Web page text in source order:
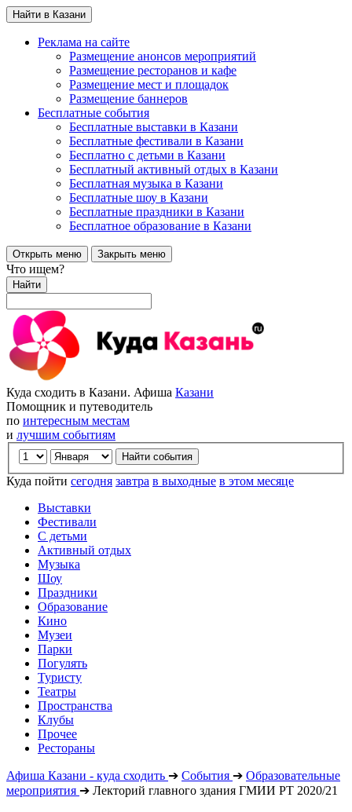
Найти в Казани
Реклама на сайте
Размещение анонсов мероприятий
Размещение ресторанов и кафе
Размещение мест и площадок
Размещение баннеров
Бесплатные события
Бесплатные выставки в Казани
Бесплатные фестивали в Казани
Бесплатно с детьми в Казани
Бесплатный активный отдых в Казани
Бесплатная музыка в Казани
Бесплатные шоу в Казани
Бесплатные праздники в Казани
Бесплатное образование в Казани
Открыть меню Закрыть меню
Что ищем?
Найти
Куда сходить в Казани. Афиша Казани
Помощник и путеводитель
по интересным местам
и лучшим событиям
Куда пойти сегодня завтра в выходные в этом месяце
Выставки
Фестивали
С детьми
Активный отдых
Музыка
Шоу
Праздники
Образование
Кино
Музеи
Парки
Погулять
Туристу
Театры
Пространства
Клубы
Прочее
Рестораны
Афиша Казани - куда сходить ➔ События ➔ Образовательные
мероприятия ➔ Лекторий главного здания ГМИИ РТ 2020/21